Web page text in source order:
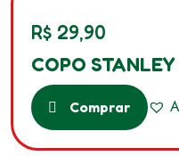
R$ 29,90
COPO
Comprar